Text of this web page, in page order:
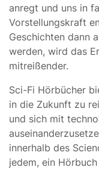
anregt und uns in
Vorstellungskraft
Geschichten dann
werden, wird das
mitreißender.
Sci-Fi Hörbücher
in die Zukunft zu
und sich mit
innerhalb des
jedem, ein